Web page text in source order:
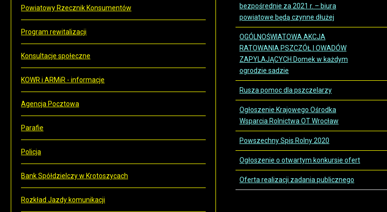
bezpośrednie za 2021 r. – biura
powiatowe będą czynne dłużej
OGÓLNOŚWIATOWA AKCJA
RATOWANIA PSZCZÓŁ I OWADÓW
ZAPYLAJĄCYCH Domek w każdym
ogrodzie sadzie
Rusza pomoc dla pszczelarzy
Ogłoszenie Krajowego Ośrodka
Wsparcia Rolnictwa OT Wrocław
Powszechny Spis Rolny 2020
Ogłoszenie o otwartym konkursie ofert
Oferta realizacji zadania publicznego
Powiatowy Rzecznik Konsumentów
Program rewitalizacji
Konsultacje społeczne
KOWR i ARMiR - informacje
Agencja Pocztowa
Parafie
Policja
Bank Spółdzielczy w Krotoszycach
Rozkład Jazdy komunikacji